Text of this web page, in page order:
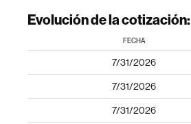
Evolución de la cotización:
FECHA
7/31/2026
7/31/2026
7/31/2026